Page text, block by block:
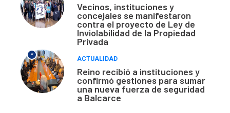
Vecinos, instituciones y
concejales se manifestaron
contra el proyecto de Ley de
Inviolabilidad de la Propiedad
Privada
*
ACTUALIDAD
Reino recibió a instituciones y
confirmó gestiones para sumar
una nueva fuerza de seguridad
a Balcarce